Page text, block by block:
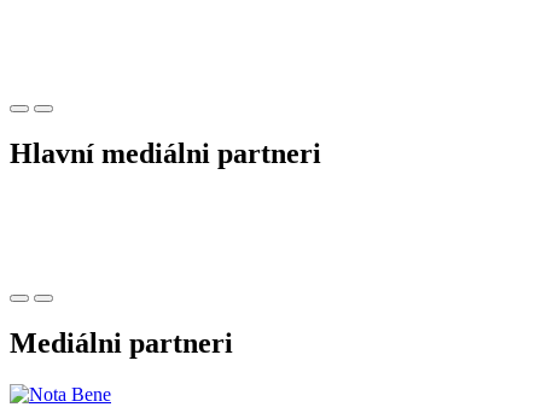
Hlavní mediálni partneri
Mediálni partneri